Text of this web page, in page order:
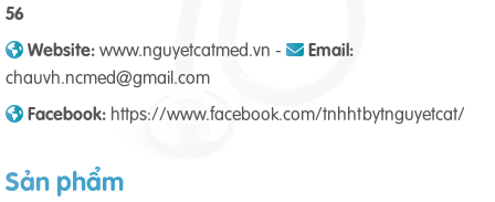
56
Website:www.nguyetcatmed.vn -
Email:
chauvh.ncmed@gmail.com
Facebook: https://www.facebook.com/tnhhtbytnguyetcat/
Sản phẩm